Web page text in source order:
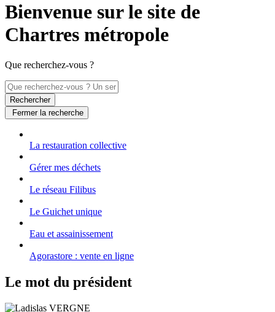
Bienvenue sur le site de
Chartres métropole
Que recherchez-vous ?
Rechercher
Fermer la recherche
La restauration collective
Gérer mes déchets
Le réseau Filibus
Le Guichet unique
Eau et assainissement
Agorastore : vente en ligne
Le mot du président